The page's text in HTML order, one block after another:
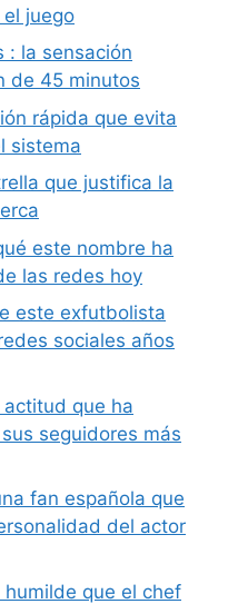
juego
: la sensación
de 45 minutos
rápida que evita
sistema
que justifica la
este nombre ha
las redes hoy
este exfutbolista
sociales años
actitud que ha
seguidores más
fan española que
del actor
que el chef